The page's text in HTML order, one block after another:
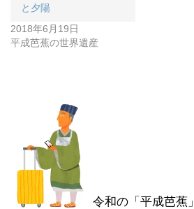
と夕陽
2018年6月19日
平成芭蕉の世界遺産
令和の「平成芭蕉」